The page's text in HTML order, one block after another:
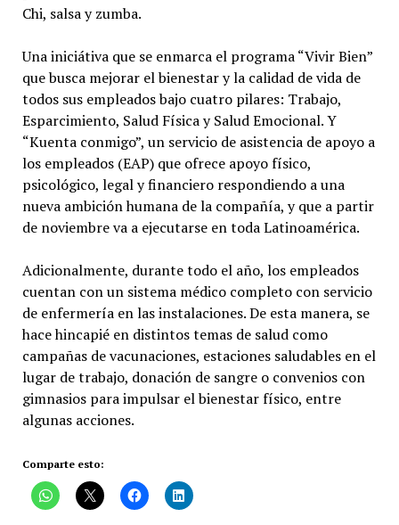
Chi, salsa y zumba.
Una iniciátiva que se enmarca el programa “Vivir Bien”
que busca mejorar el bienestar y la calidad de vida de
todos sus empleados bajo cuatro pilares: Trabajo,
Esparcimiento, Salud Física y Salud Emocional. Y
“Kuenta conmigo”, un servicio de asistencia de apoyo a
los empleados (EAP) que ofrece apoyo físico,
psicológico, legal y financiero respondiendo a una
nueva ambición humana de la compañía, y que a partir
de noviembre va a ejecutarse en toda Latinoamérica.
Adicionalmente, durante todo el año, los empleados
cuentan con un sistema médico completo con servicio
de enfermería en las instalaciones. De esta manera, se
hace hincapié en distintos temas de salud como
campañas de vacunaciones, estaciones saludables en el
lugar de trabajo, donación de sangre o convenios con
gimnasios para impulsar el bienestar físico, entre
algunas acciones.
Comparte esto: